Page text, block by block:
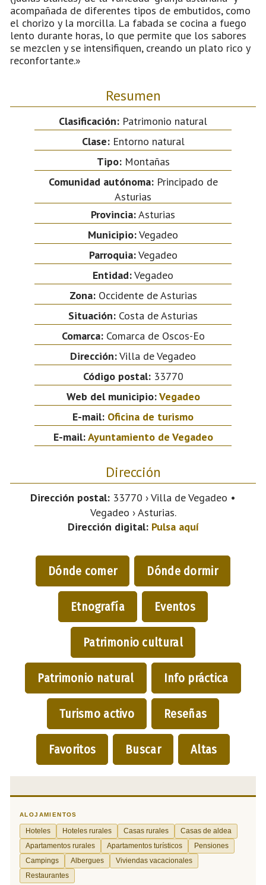
acompañada de diferentes tipos de embutidos, como
el chorizo y la morcilla. La fabada se cocina a fuego
lento durante horas, lo que permite que los sabores
se mezclen y se intensifiquen, creando un plato rico y
reconfortante.»
Resumen
Clasificación: Patrimonio natural
Clase:Entorno natural
Tipo:Montañas
Comunidad autónoma:Principado de
Asturias
Provincia:Asturias
Municipio:Vegadeo
Parroquia:Vegadeo
Entidad:Vegadeo
Zona:Occidente de Asturias
Situación: Costa de Asturias
Comarca:Comarca de Oscos-Eo
Dirección:Villa de Vegadeo
Código postal:33770
Web del municipio:Vegadeo
E-mail: Oficina de turismo
E-mail:Ayuntamiento de Vegadeo
Dirección
Dirección postal: 33770 › Villa de Vegadeo •
Vegadeo › Asturias.
Dirección digital: Pulsa aquí
Dónde comer Dónde dormir
Etnografía Eventos
Patrimonio cultural
Patrimonio natural Info práctica
Turismo activo Reseñas
Favoritos Buscar Altas